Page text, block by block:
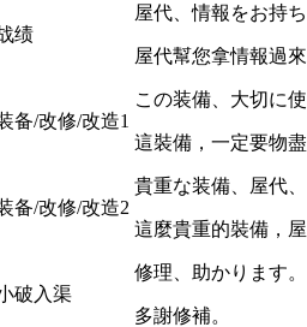
绩
屋代、情報をお持
屋代幫您拿情報過
备/改修/改造1
この装備、大切に
這裝備，一定要物
备/改修/改造2
貴重な装備、屋代
這麼貴重的裝備，
破入渠
修理、助かります。
多謝修補。